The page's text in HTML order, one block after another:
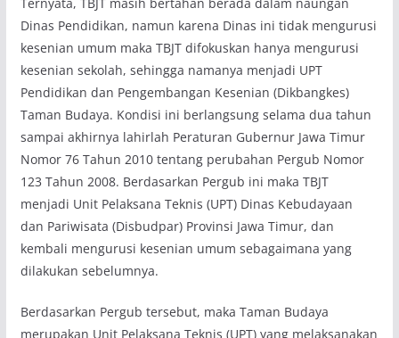
Dinas Pendidikan, namun karena Dinas ini tidak mengurusi
kesenian umum maka TBJT difokuskan hanya mengurusi
kesenian sekolah, sehingga namanya menjadi UPT
Pendidikan dan Pengembangan Kesenian (Dikbangkes)
Taman Budaya. Kondisi ini berlangsung selama dua tahun
sampai akhirnya lahirlah Peraturan Gubernur Jawa Timur
Nomor 76 Tahun 2010 tentang perubahan Pergub Nomor
123 Tahun 2008. Berdasarkan Pergub ini maka TBJT
menjadi Unit Pelaksana Teknis (UPT) Dinas Kebudayaan
dan Pariwisata (Disbudpar) Provinsi Jawa Timur, dan
kembali mengurusi kesenian umum sebagaimana yang
dilakukan sebelumnya.
Berdasarkan Pergub tersebut, maka Taman Budaya
merupakan Unit Pelaksana Teknis (UPT) yang melaksanakan